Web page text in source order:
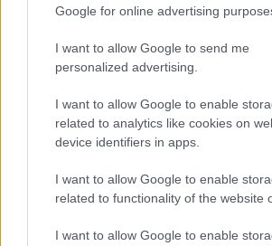
Google for online advertising
I want to allow Google to send me
personalized advertising.
I want to allow Google to enable
related to analytics like cookies on
device identifiers in apps.
I want to allow Google to enable
related to functionality of the website
I want to allow Google to enable
kovalcsuk fleury
Ajánlott bejegyzések: